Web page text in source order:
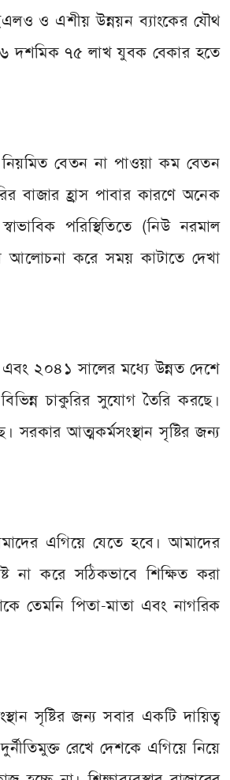
ও এশীয় উন্নয়ন ব্যাংকের যৌথ
দশমিক ৭৫ লাখ যুবক বেকার হতে
নিয়মিত বেতন না পাওয়া কম বেতন
বাজার হ্রাস পাবার কারণে অনেক
পরিস্থিতিতে (নিউ নরমাল
আলোচনা করে সময় কাটাতে দেখা
২০৪১ সালের মধ্যে উন্নত দেশে
চাকুরির সুযোগ তৈরি করছে।
সরকার আত্মকর্মসংস্থান সৃষ্টির জন্য
এগিয়ে যেতে হবে। আমাদের
না করে সঠিকভাবে শিক্ষিত করা
তেমনি পিতা-মাতা এবং নাগরিক
সৃষ্টির জন্য সবার একটি দায়িত্ব
রেখে দেশকে এগিয়ে নিয়ে